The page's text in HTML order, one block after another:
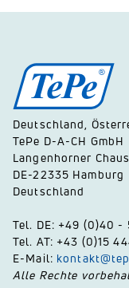
Deutschland,
TePe D-A-CH GmbH
Langenhorner
DE-22335 Hamburg
Deutschland
Tel. DE: +49 (0)40 -
Tel. AT: +43 (0)15
E-Mail:
Alle Rechte